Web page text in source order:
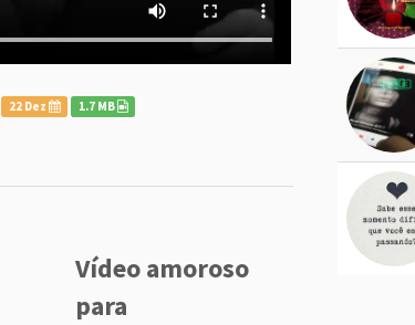
22 Dez 1.7 MB
Vídeo amoroso
para